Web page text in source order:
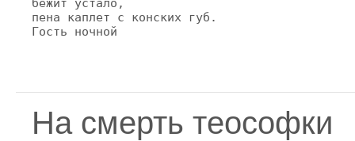
бежит устало,
пена каплет с конских губ.
Гость ночной
На смерть теософки